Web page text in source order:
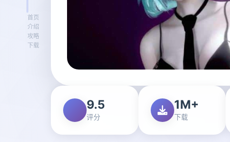
首页
介绍
攻略
下载
9.5
评分
1M+
下载